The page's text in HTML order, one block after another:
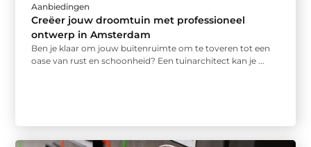
Aanbiedingen
Creëer jouw droomtuin met professioneel
ontwerp in Amsterdam
Ben je klaar om jouw buitenruimte om te toveren tot een
oase van rust en schoonheid? Een tuinarchitect kan je ...